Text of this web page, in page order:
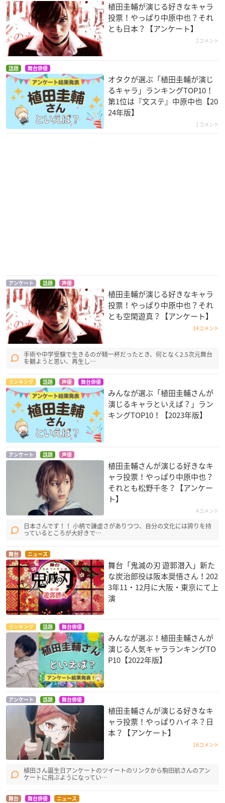
植田圭輔が演じる好きなキャラ
投票！やっぱり中原中也？それ
とも日本？【アンケート】
2コメント
話題 舞台俳優
オタクが選ぶ「植田圭輔が演じ
るキャラ」ランキングTOP10！
第1位は『文ステ』中原中也【20
24年版】
1コメント
アンケート 話題 声優
植田圭輔が演じる好きなキャラ
投票！やっぱり中原中也？それ
とも空閑遊真？【アンケート】
14コメント
手術や中学受験で生きるのが精一杯だったとき、何となく2.5次元舞台
を観ようと思い、再生し…
ランキング 話題 声優 舞台俳優
みんなが選ぶ「植田圭輔さんが
演じるキャラといえば？」ラン
キングTOP10！【2023年版】
アンケート 話題 声優
植田圭輔さんが演じる好きなキ
ャラ投票！やっぱり中原中也？
それとも松野千冬？【アンケー
ト】
4コメント
日本さんです！！ 小柄で謙虚さがありつつ、自分の文化には誇りを持
っているところが大好きで…
舞台 ニュース
舞台「鬼滅の刃 遊郭潜入」新た
な炭治郎役は阪本奨悟さん！202
3年11・12月に大阪・東京にて上
演
ランキング 話題 舞台俳優
みんなが選ぶ！植田圭輔さんが
演じる人気キャラランキングTO
P10【2022年版】
アンケート 話題 舞台俳優
植田圭輔さんが演じる好きなキ
ャラ投票！やっぱりハイネ？日
本？【アンケート】
16コメント
植田さん誕生日アンケートのツイートのリンクから駒田航さんのアン
ケートに飛ぶようになってい…
舞台 舞台俳優 ニュース